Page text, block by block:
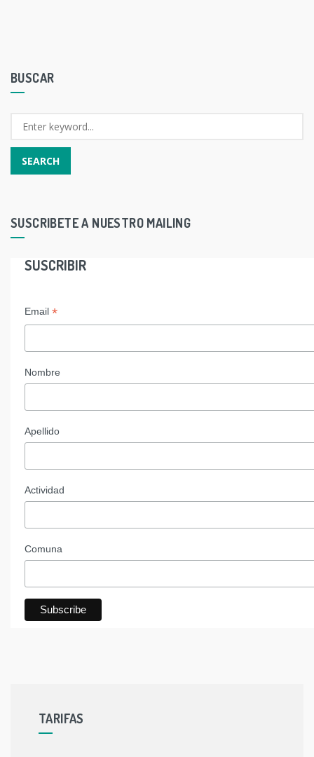
BUSCAR
SUSCRIBETE A NUESTRO MAILING
SUSCRIBIR
Email *
Nombre
Apellido
Actividad
Comuna
TARIFAS